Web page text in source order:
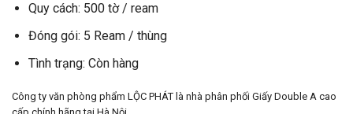
Quy cách: 500 tờ / ream
Đóng gói: 5 Ream / thùng
Tình trạng: Còn hàng
Công ty văn phòng phẩm LỘC PHÁT là nhà phân phối Giấy Double A cao